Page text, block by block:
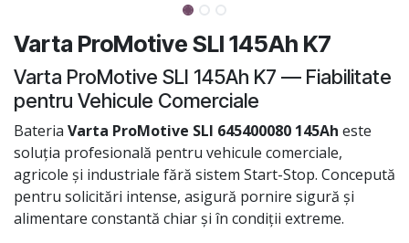
Varta ProMotive SLI 145Ah K7
Varta ProMotive SLI 145Ah K7 — Fiabilitate
pentru Vehicule Comerciale
Bateria Varta ProMotive SLI 645400080 145Ah este
soluția profesională pentru vehicule comerciale,
agricole și industriale fără sistem Start-Stop. Concepută
pentru solicitări intense, asigură pornire sigură și
alimentare constantă chiar și în condiții extreme.